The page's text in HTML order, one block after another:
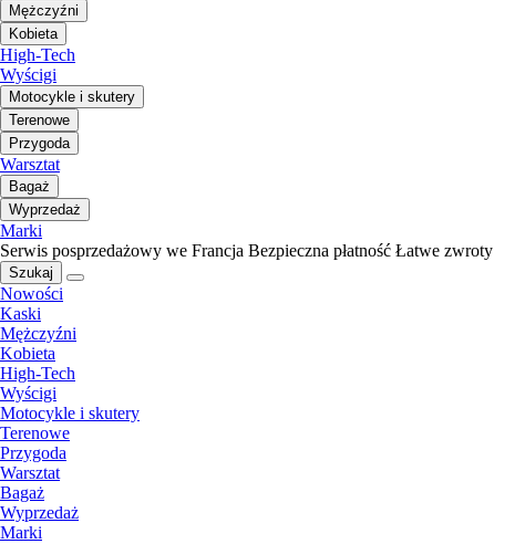
Mężczyźni
Kobieta
High-Tech
Wyścigi
Motocykle i skutery
Terenowe
Przygoda
Warsztat
Bagaż
Wyprzedaż
Marki
Serwis posprzedażowy we Francja Bezpieczna płatność Łatwe zwroty
Szukaj
Nowości
Kaski
Mężczyźni
Kobieta
High-Tech
Wyścigi
Motocykle i skutery
Terenowe
Przygoda
Warsztat
Bagaż
Wyprzedaż
Marki